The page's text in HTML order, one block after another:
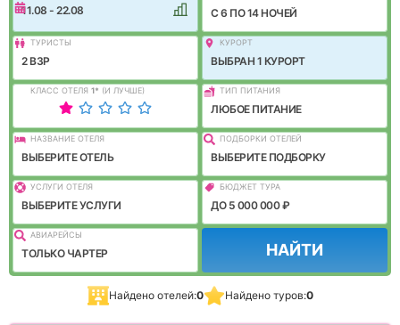
11.08 - 22.08 C 6 ПО 14 НОЧЕЙ
ТУРИСТЫ
2 ВЗР
КУРОРТ
ВЫБРАН 1 КУРОРТ
КЛАСС ОТЕЛЯ 1* (И ЛУЧШЕ) ТИП ПИТАНИЯ
ЛЮБОЕ ПИТАНИЕ
НАЗВАНИЕ ОТЕЛЯ
ВЫБЕРИТЕ ОТЕЛЬ
ПОДБОРКИ ОТЕЛЕЙ
ВЫБЕРИТЕ ПОДБОРКУ
УСЛУГИ ОТЕЛЯ
ВЫБЕРИТЕ УСЛУГИ
БЮДЖЕТ ТУРА
ДО 5 000 000 ₽
АВИАРЕЙСЫ
ТОЛЬКО ЧАРТЕР НАЙТИ
Найдено отелей:0 Найдено туров:0